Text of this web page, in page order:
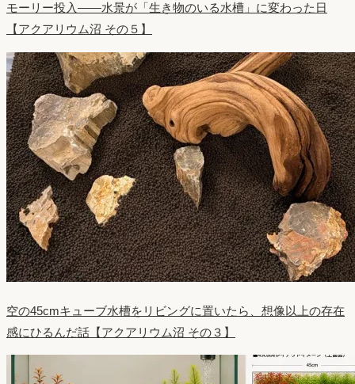
モーリー投入——水景が「生き物のいる水槽」に変わった日
【アクアリウム沼 その５】
空の45cmキューブ水槽をリビングに置いたら、想像以上の存在
感にひるんだ話【アクアリウム沼 その３】